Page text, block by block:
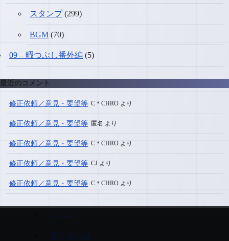
スタンプ(299)
BGM (70)
09 – 暇つぶし番外編 (5)
最近のコメント
修正依頼／意見・要望等 C＊CHRO より
修正依頼／意見・要望等 匿名 より
修正依頼／意見・要望等 C＊CHRO より
修正依頼／意見・要望等 CJ より
修正依頼／意見・要望等 C＊CHRO より
トップ
運営者情報